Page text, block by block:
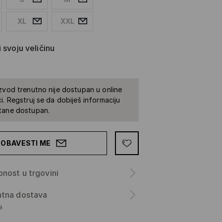
XL XXL
svoju veličinu
trenutno nije dostupan u online
Regstruj se da dobiješ informaciju
dostupan.
OBAVESTI ME
u trgovini
dostava